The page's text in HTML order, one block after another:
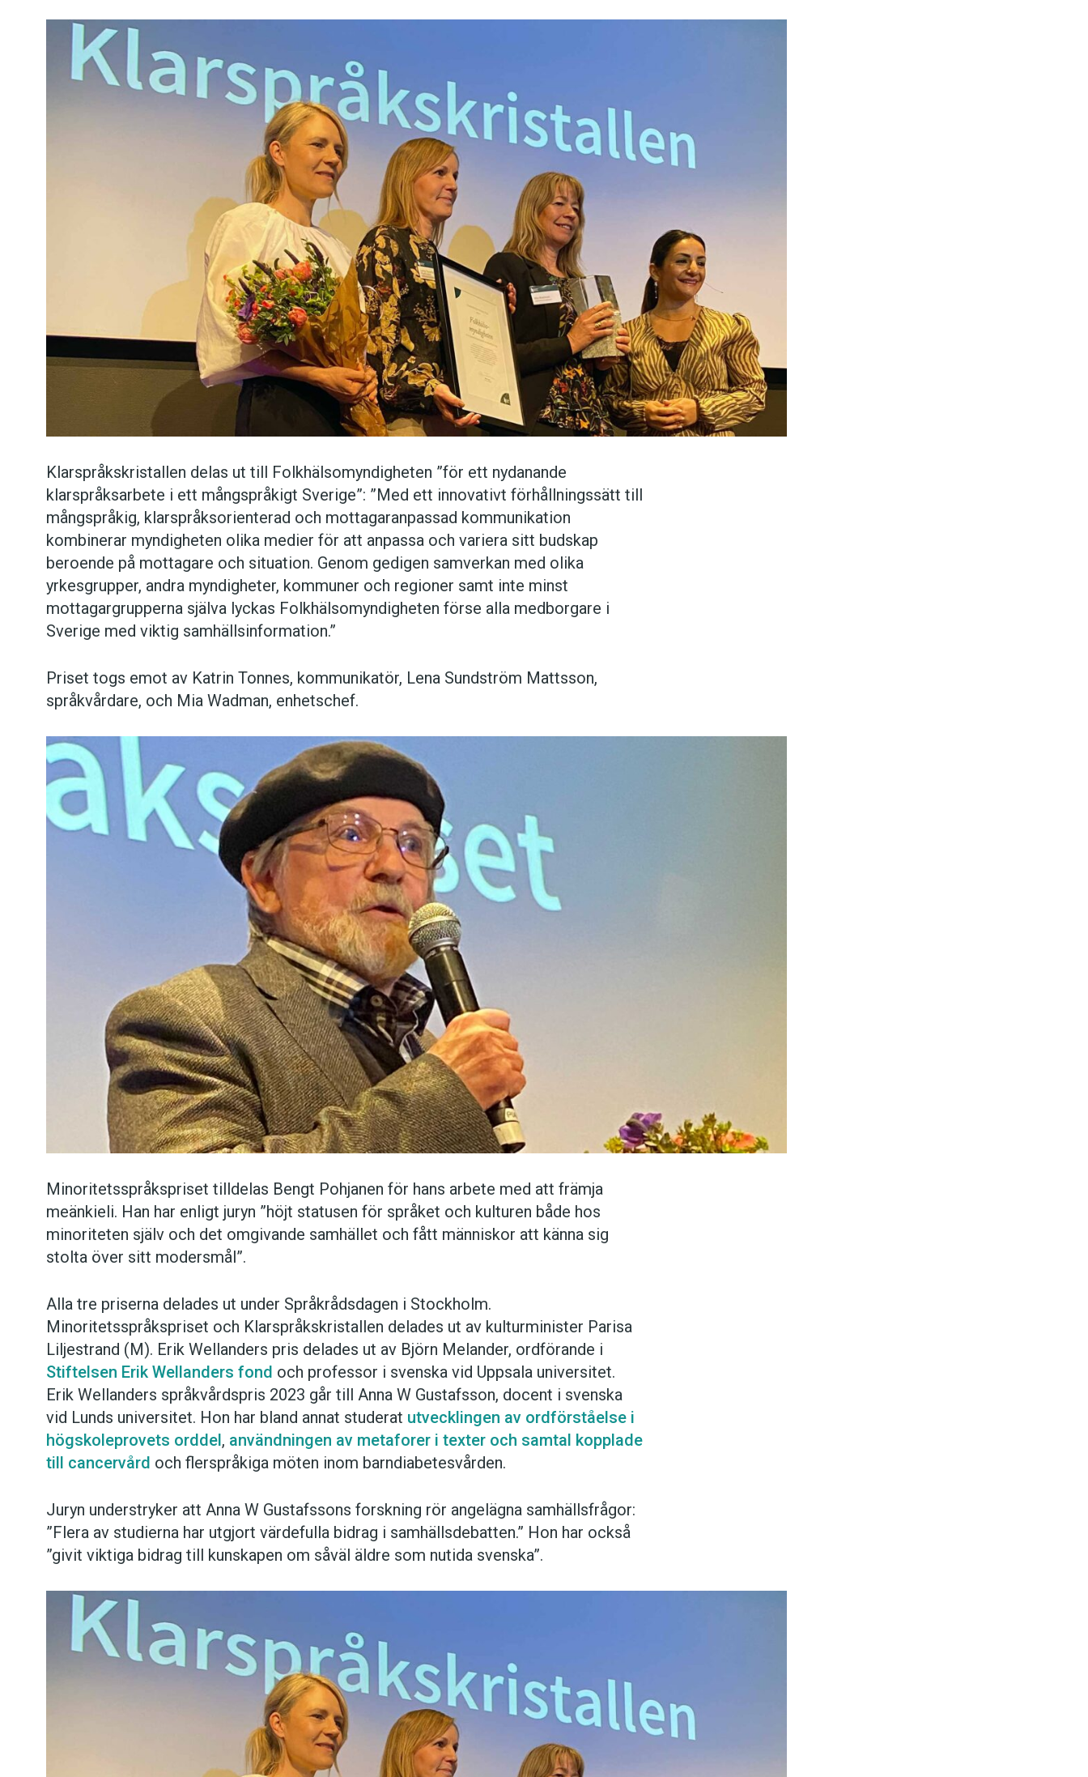
Klarspråkskristallen delas ut till Folkhälsomyndigheten ”för ett nydanande
klarspråksarbete i ett mångspråkigt Sverige”: ”Med ett innovativt förhållningssätt till
mångspråkig, klarspråksorienterad och mottagaranpassad kommunikation
kombinerar myndigheten olika medier för att anpassa och variera sitt budskap
beroende på mottagare och situation. Genom gedigen samverkan med olika
yrkesgrupper, andra myndigheter, kommuner och regioner samt inte minst
mottagargrupperna själva lyckas Folkhälsomyndigheten förse alla medborgare i
Sverige med viktig samhällsinformation.”
Priset togs emot av Katrin Tonnes, kommunikatör, Lena Sundström Mattsson,
språkvårdare, och Mia Wadman, enhetschef.
Minoritetsspråkspriset tilldelas Bengt Pohjanen för hans arbete med att främja
meänkieli. Han har enligt juryn ”höjt statusen för språket och kulturen både hos
minoriteten själv och det omgivande samhället och fått människor att känna sig
stolta över sitt modersmål”.
Alla tre priserna delades ut under Språkrådsdagen i Stockholm.
Minoritetsspråkspriset och Klarspråkskristallen delades ut av kulturminister Parisa
Liljestrand (M). Erik Wellanders pris delades ut av Björn Melander, ordförande i
Stiftelsen Erik Wellanders fond och professor i svenska vid Uppsala universitet.
Erik Wellanders språkvårdspris 2023 går till Anna W Gustafsson, docent i svenska
vid Lunds universitet. Hon har bland annat studerat utvecklingen av ordförståelse i
högskoleprovets orddel , användningen av metaforer i texter och samtal kopplade
till cancervård och flerspråkiga möten inom barndiabetesvården.
Juryn understryker att Anna W Gustafssons forskning rör angelägna samhällsfrågor:
”Flera av studierna har utgjort värdefulla bidrag i samhällsdebatten.” Hon har också
”givit viktiga bidrag till kunskapen om såväl äldre som nutida svenska”.